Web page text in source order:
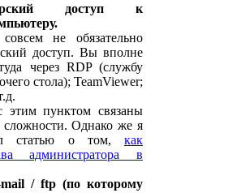
доступ к
не обязательно
доступ. Вы вполне
через RDP (службу
стола); TeamViewer;
этим пунктом связаны
Однако же я
статью о том, как
администратора в
/ ftp (по которому